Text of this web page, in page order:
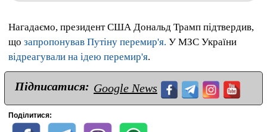
Нагадаємо, президент США Дональд Трамп підтвердив,
що запропонував Путіну перемир'я. У МЗС України
відреагували на ідею перемир'я.
Підписатися: Google News
Поділитися: